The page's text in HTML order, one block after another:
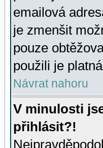
emailová
je zmenšit
pouze
použili je
Návrat nahoru
V minulosti
přihlásit?!